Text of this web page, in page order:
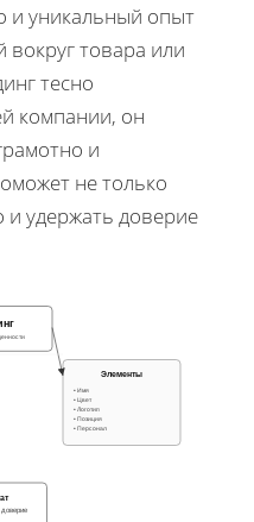
и уникальный опыт
вокруг товара или
тесно
компании, он
и
не только
удержать доверие
Элементы
• Имя
• Цвет
• Логотип
• Позиция
• Персонал